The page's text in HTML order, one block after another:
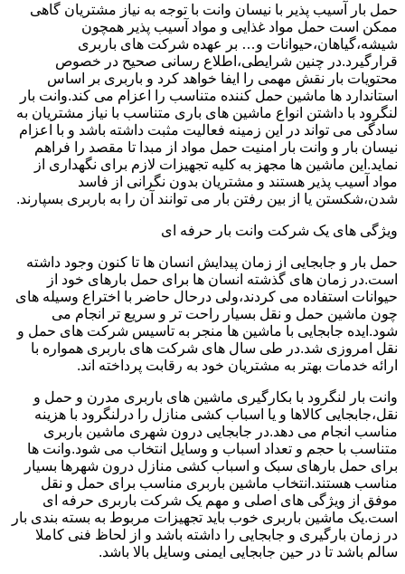
حمل بار آسیب پذیر با نیسان وانت با توجه به نیاز مشتریان گاهی
ممکن است حمل مواد غذایی و مواد آسیب پذیر همچون
شیشه،گیاهان،حیوانات و… بر عهده شرکت های باربری
قرارگیرد.در چنین شرایطی،اطلاع رسانی صحیح در خصوص
محتویات بار نقش مهمی را ایفا خواهد کرد و باربری بر اساس
استاندارد ها ماشین حمل کننده متناسب را اعزام می کند.وانت بار
لنگرود با داشتن انواع ماشین های باری متناسب با نیاز مشتریان به
سادگی می تواند در این زمینه فعالیت مثبت داشته باشد و با اعزام
نیسان بار و وانت بار امنیت حمل مواد از مبدا تا مقصد را فراهم
نماید.این ماشین ها مجهز به کلیه تجهیزات لازم برای نگهداری از
مواد آسیب پذیر هستند و مشتریان بدون نگرانی از فاسد
شدن،شکستن یا از بین رفتن بار می توانند آن را به باربری بسپارند.
ویژگی های یک شرکت وانت بار حرفه ای
حمل بار و جابجایی از زمان پیدایش انسان ها تا کنون وجود داشته
است.در زمان های گذشته انسان ها برای حمل بارهای خود از
حیوانات استفاده می کردند،ولی درحال حاضر با اختراع وسیله های
چون ماشین حمل و نقل بسیار راحت تر و سریع تر انجام می
شود.ایده جابجایی با ماشین ها منجر به تاسیس شرکت های حمل و
نقل امروزی شد.در طی سال های شرکت های باربری همواره با
ارائه خدمات بهتر به مشتریان خود به رقابت پرداخته اند.
وانت بار لنگرود با بکارگیری ماشین های باربری مدرن و حمل و
نقل،جابجایی کالاها و یا اسباب کشی منازل را درلنگرود با هزینه
مناسب انجام می دهد.در جابجایی درون شهری ماشین باربری
متناسب با حجم و تعداد اسباب و وسایل انتخاب می شود.وانت ها
برای حمل بارهای سبک و اسباب کشی منازل درون شهرها بسیار
مناسب هستند.انتخاب ماشین باربری مناسب برای حمل و نقل
موفق از ویژگی های اصلی و مهم یک شرکت باربری حرفه ای
است.یک ماشین باربری خوب باید تجهیزات مربوط به بسته بندی بار
در زمان بارگیری و جابجایی را داشته باشد و از لحاظ فنی کاملا
سالم باشد تا در حین جابجایی ایمنی وسایل بالا باشد.